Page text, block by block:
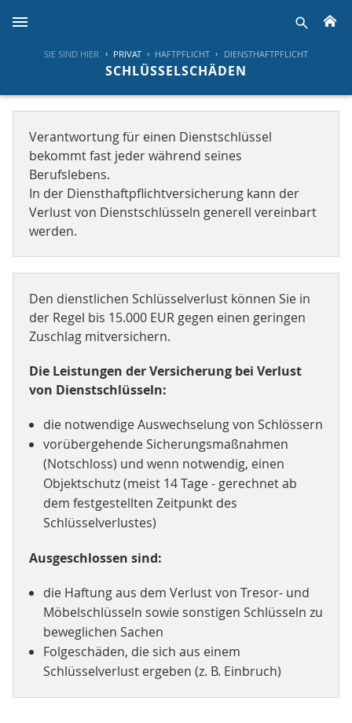
SIE SIND HIER PRIVAT HAFTPFLICHT DIENSTHAFTPFLICHT
SCHLÜSSELSCHÄDEN
Verantwortung für einen Dienstschlüssel
bekommt fast jeder während seines
Berufslebens.
In der Diensthaftpflichtversicherung kann der
Verlust von Dienstschlüsseln generell vereinbart
werden.
Den dienstlichen Schlüsselverlust können Sie in
der Regel bis 15.000 EUR gegen einen geringen
Zuschlag mitversichern.
Die Leistungen der Versicherung bei Verlust
von Dienstschlüsseln:
die notwendige Auswechselung von Schlössern
vorübergehende Sicherungsmaßnahmen
(Notschloss) und wenn notwendig, einen
Objektschutz (meist 14 Tage - gerechnet ab
dem festgestellten Zeitpunkt des
Schlüsselverlustes)
Ausgeschlossen sind:
die Haftung aus dem Verlust von Tresor- und
Möbelschlüsseln sowie sonstigen Schlüsseln zu
beweglichen Sachen
Folgeschäden, die sich aus einem
Schlüsselverlust ergeben (z. B. Einbruch)